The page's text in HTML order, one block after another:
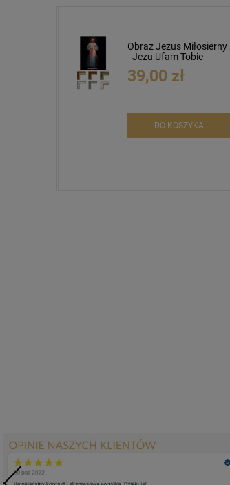
Obraz Jezus Miłosierny
- Jezu Ufam Tobie
39,00 zł
DO KOSZYKA